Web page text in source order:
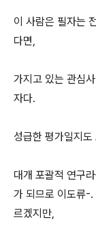
이 사람은 필자는
다면,
가지고 있는 관심
자다.
성급한 평가일지
대개 포괄적 연구
가 되므로 이도류-.
르겠지만,